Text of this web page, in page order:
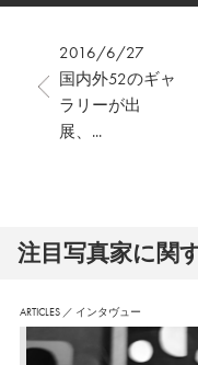
2016/6/27
国内外52のギャ
ラリーが出
展、...
注⽬写真家に関
ARTICLES ／ インタヴュー